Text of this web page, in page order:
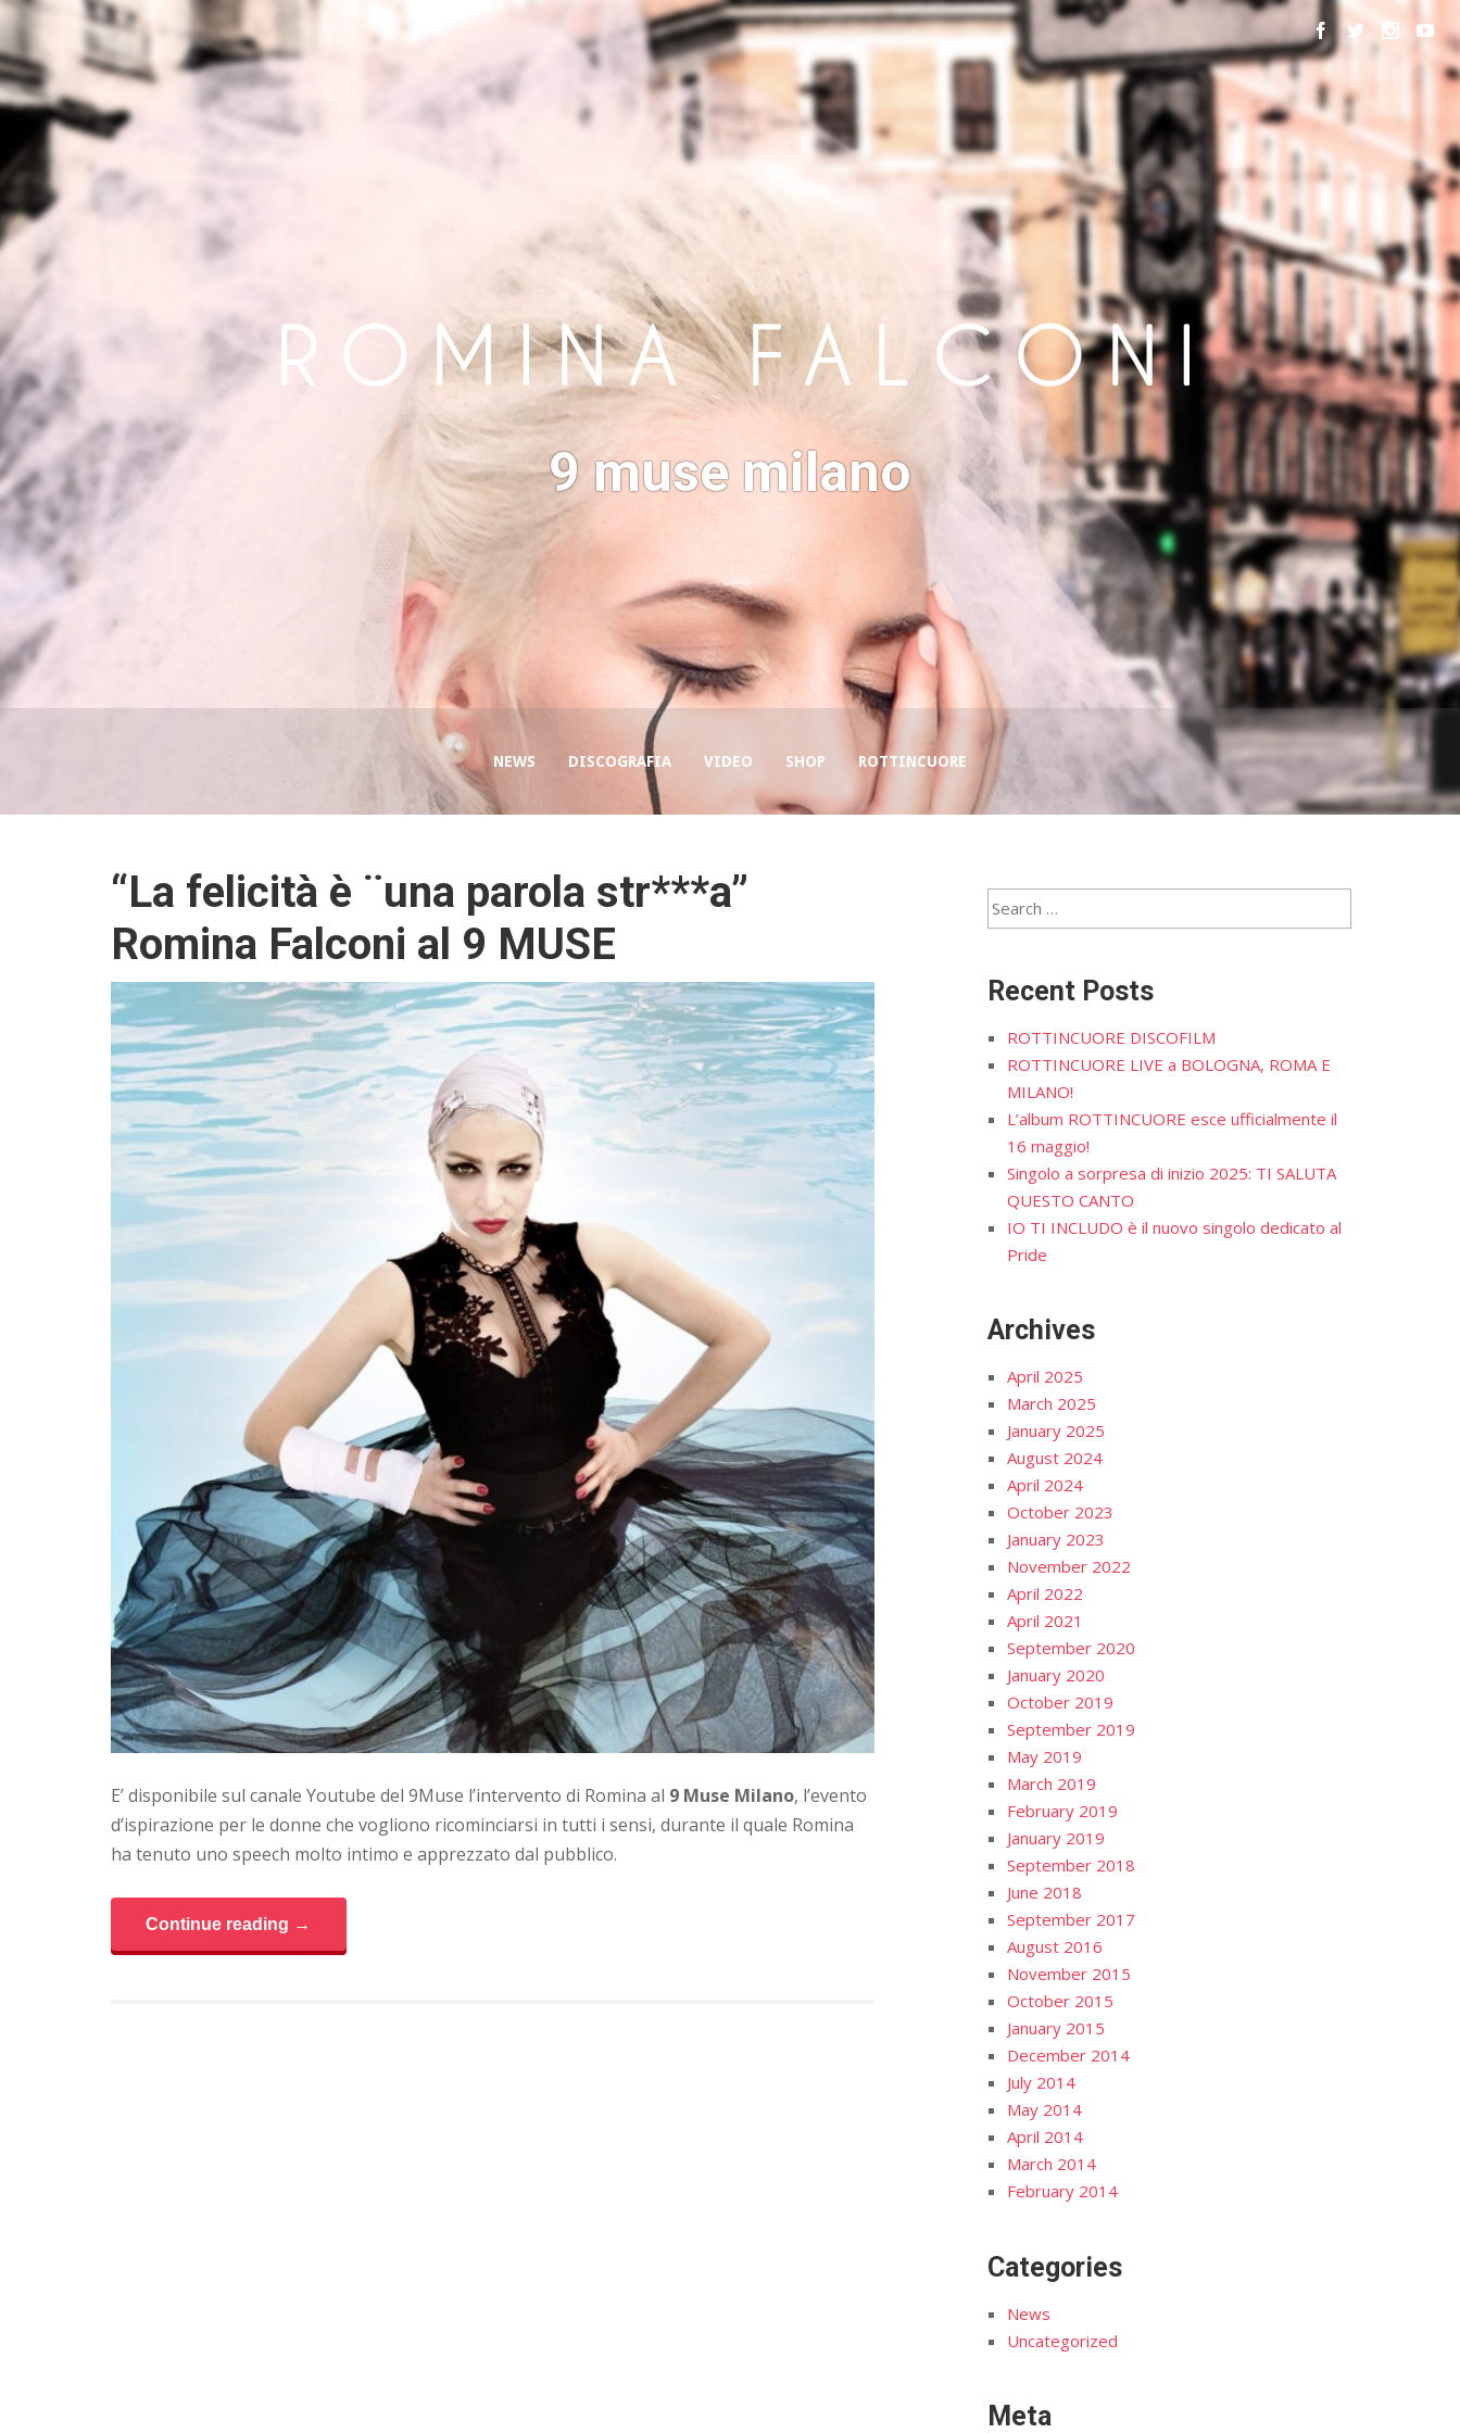
NEWS DISCOGRAFIA VIDEO SHOP ROTTINCUORE
9 muse milano
“La felicità è ¨una parola str***a”
Romina Falconi al 9 MUSE
E’ disponibile sul canale Youtube del 9Muse l’intervento di Romina al 9 Muse Milano, l’evento
d’ispirazione per le donne che vogliono ricominciarsi in tutti i sensi, durante il quale Romina
ha tenuto uno speech molto intimo e apprezzato dal pubblico.
Continue reading →
Recent Posts
ROTTINCUORE DISCOFILM
ROTTINCUORE LIVE a BOLOGNA, ROMA E
MILANO!
L’album ROTTINCUORE esce ufficialmente il
16 maggio!
Singolo a sorpresa di inizio 2025: TI SALUTA
QUESTO CANTO
IO TI INCLUDO è il nuovo singolo dedicato al
Pride
Archives
April 2025
March 2025
January 2025
August 2024
April 2024
October 2023
January 2023
November 2022
April 2022
April 2021
September 2020
January 2020
October 2019
September 2019
May 2019
March 2019
February 2019
January 2019
September 2018
June 2018
September 2017
August 2016
November 2015
October 2015
January 2015
December 2014
July 2014
May 2014
April 2014
March 2014
February 2014
Categories
News
Uncategorized
Meta